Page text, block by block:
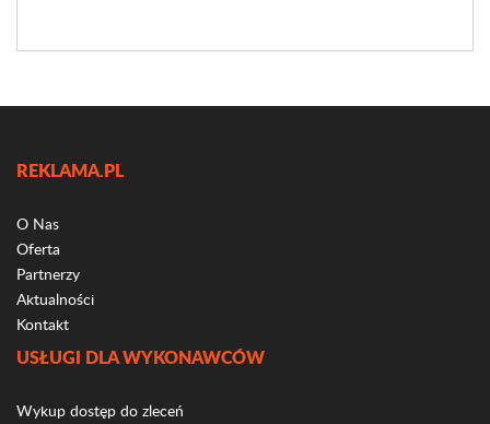
REKLAMA.PL
O Nas
Oferta
Partnerzy
Aktualności
Kontakt
USŁUGI DLA WYKONAWCÓW
Wykup dostęp do zleceń